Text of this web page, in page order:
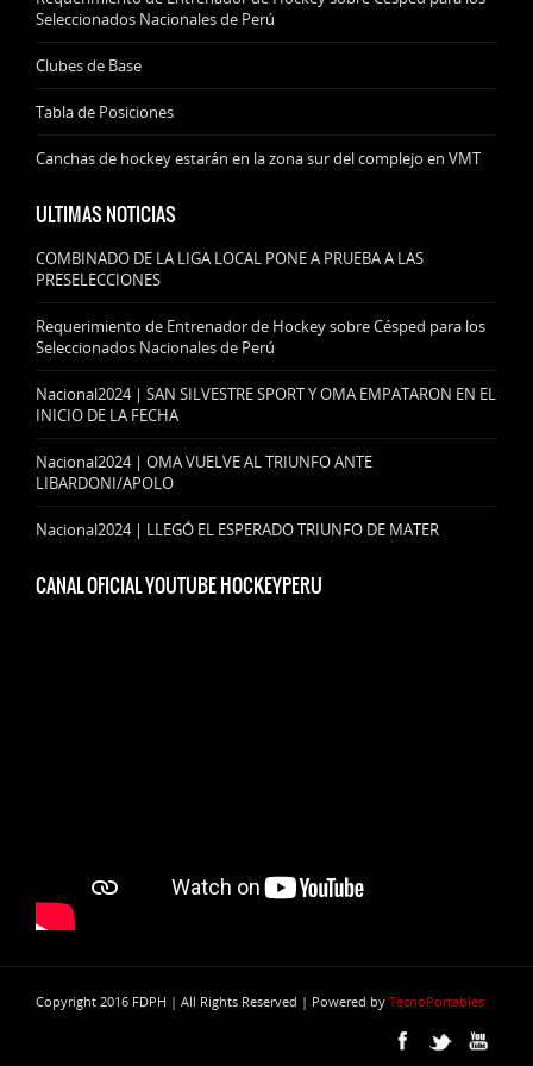
Seleccionados Nacionales de Perú
Clubes de Base
Tabla de Posiciones
Canchas de hockey estarán en la zona sur del complejo en VMT
ULTIMAS NOTICIAS
COMBINADO DE LA LIGA LOCAL PONE A PRUEBA A LAS
PRESELECCIONES
Requerimiento de Entrenador de Hockey sobre Césped para los
Seleccionados Nacionales de Perú
Nacional2024 | SAN SILVESTRE SPORT Y OMA EMPATARON EN EL
INICIO DE LA FECHA
Nacional2024 | OMA VUELVE AL TRIUNFO ANTE
LIBARDONI/APOLO
Nacional2024 | LLEGÓ EL ESPERADO TRIUNFO DE MATER
CANAL OFICIAL YOUTUBE HOCKEYPERU
Copyright 2016 FDPH | All Rights Reserved | Powered by TecnoPortables